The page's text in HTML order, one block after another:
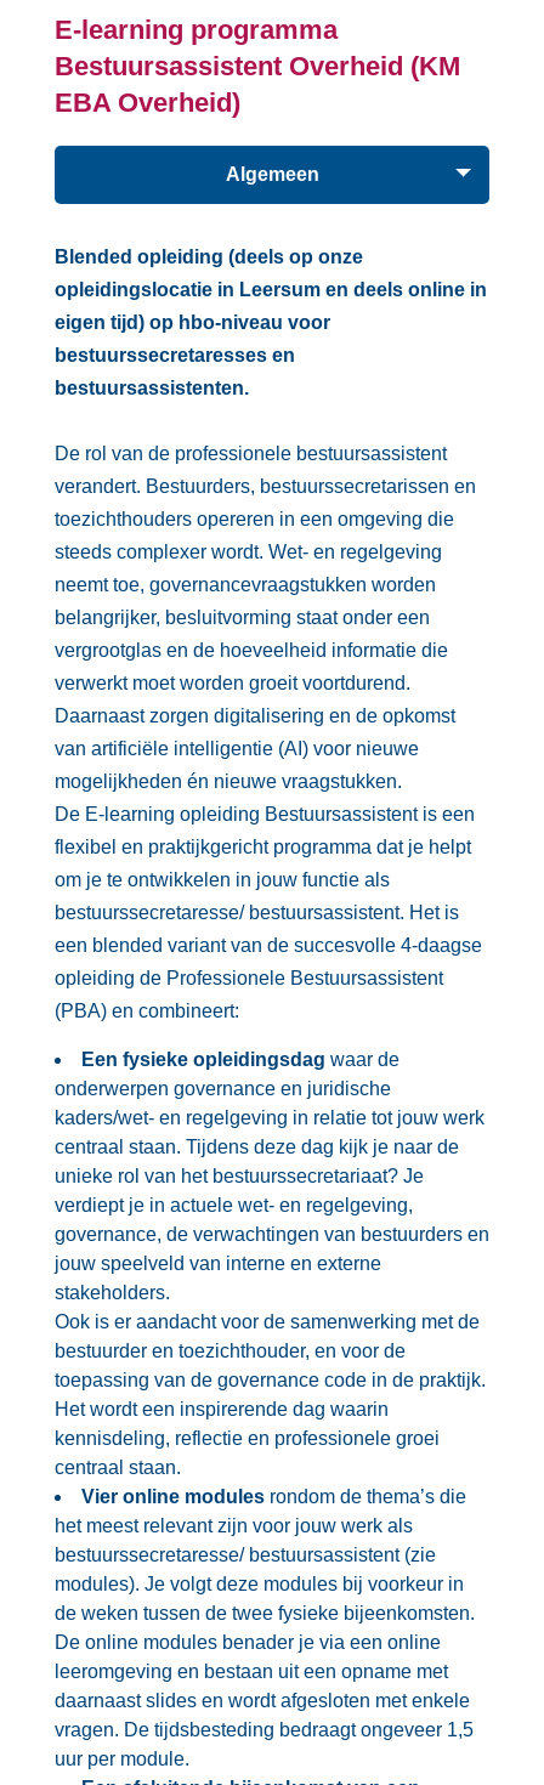
E-learning programma
Bestuursassistent Overheid (KM
EBA Overheid)
Algemeen
Blended opleiding (deels op onze
opleidingslocatie in Leersum en deels online in
eigen tijd) op hbo-niveau voor
bestuurssecretaresses en
bestuursassistenten.
De rol van de professionele bestuursassistent
verandert. Bestuurders, bestuurssecretarissen en
toezichthouders opereren in een omgeving die
steeds complexer wordt. Wet- en regelgeving
neemt toe, governancevraagstukken worden
belangrijker, besluitvorming staat onder een
vergrootglas en de hoeveelheid informatie die
verwerkt moet worden groeit voortdurend.
Daarnaast zorgen digitalisering en de opkomst
van artificiële intelligentie (AI) voor nieuwe
mogelijkheden én nieuwe vraagstukken.
De E-learning opleiding Bestuursassistent is een
flexibel en praktijkgericht programma dat je helpt
om je te ontwikkelen in jouw functie als
bestuurssecretaresse/ bestuursassistent. Het is
een blended variant van de succesvolle 4-daagse
opleiding de Professionele Bestuursassistent
(PBA) en combineert:
Een fysieke opleidingsdag waar de
onderwerpen governance en juridische
kaders/wet- en regelgeving in relatie tot jouw werk
centraal staan. Tijdens deze dag kijk je naar de
unieke rol van het bestuurssecretariaat? Je
verdiept je in actuele wet- en regelgeving,
governance, de verwachtingen van bestuurders en
jouw speelveld van interne en externe
stakeholders.
Ook is er aandacht voor de samenwerking met de
bestuurder en toezichthouder, en voor de
toepassing van de governance code in de praktijk.
Het wordt een inspirerende dag waarin
kennisdeling, reflectie en professionele groei
centraal staan.
Vier online modules rondom de thema’s die
het meest relevant zijn voor jouw werk als
bestuurssecretaresse/ bestuursassistent (zie
modules). Je volgt deze modules bij voorkeur in
de weken tussen de twee fysieke bijeenkomsten.
De online modules benader je via een online
leeromgeving en bestaan uit een opname met
daarnaast slides en wordt afgesloten met enkele
vragen. De tijdsbesteding bedraagt ongeveer 1,5
uur per module.